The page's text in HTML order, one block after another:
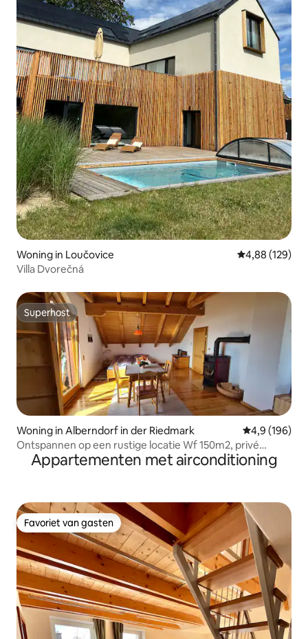
Woning in Loučovice Gemiddelde
4,88 (129)
Villa Dvorečná
Superhost
Superhost
Woning in Alberndorf in der Riedmark Gemiddelde
4,9 (196)
Ontspannen op een rustige locatie Wf 150m2, privé
kamer
Appartementen met airconditioning
Favoriet van gasten
Favoriet van gasten